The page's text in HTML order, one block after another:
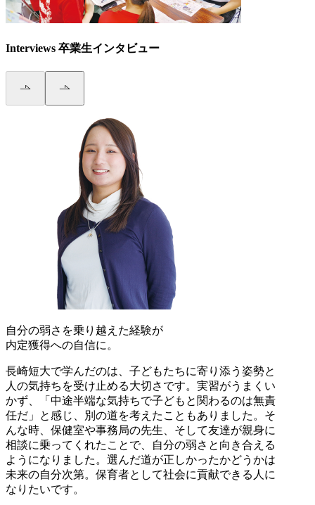
Interviews 卒業生インタビュー
自分の弱さを乗り越えた経験が
内定獲得への自信に。
長崎短大で学んだのは、子どもたちに寄り添う姿勢と
人の気持ちを受け止める大切さです。実習がうまくい
かず、「中途半端な気持ちで子どもと関わるのは無責
任だ」と感じ、別の道を考えたこともありました。そ
んな時、保健室や事務局の先生、そして友達が親身に
相談に乗ってくれたことで、自分の弱さと向き合える
ようになりました。選んだ道が正しかったかどうかは
未来の自分次第。保育者として社会に貢献できる人に
なりたいです。